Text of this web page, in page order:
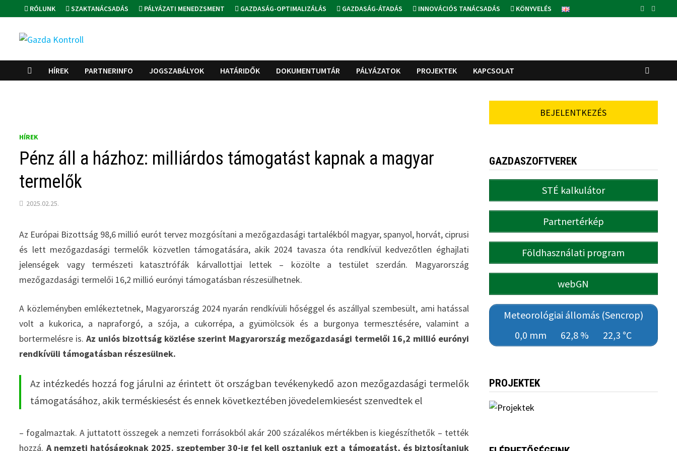
to
content
RÓLUNK SZAKTANÁCSADÁS PÁLYÁZATI MENEDZSMENT GAZDASÁG-OPTIMALIZÁLÁS GAZDASÁG-ÁTADÁS INNOVÁCIÓS TANÁCSADÁS KÖNYVELÉS
HÍREK PARTNERINFO JOGSZABÁLYOK HATÁRIDŐK DOKUMENTUMTÁR PÁLYÁZATOK PROJEKTEK KAPCSOLAT
HÍREK
Pénz áll a házhoz: milliárdos támogatást kapnak a magyar
termelők
2025.02.25.
Az Európai Bizottság 98,6 millió eurót tervez mozgósítani a mezőgazdasági tartalékból magyar, spanyol, horvát, ciprusi
és lett mezőgazdasági termelők közvetlen támogatására, akik 2024 tavasza óta rendkívül kedvezőtlen éghajlati
jelenségek vagy természeti katasztrófák kárvallottjai lettek – közölte a testület szerdán. Magyarország
mezőgazdasági termelői 16,2 millió eurónyi támogatásban részesülhetnek.
A közleményben emlékeztetnek, Magyarország 2024 nyarán rendkívüli hőséggel és aszállyal szembesült, ami hatással
volt a kukorica, a napraforgó, a szója, a cukorrépa, a gyümölcsök és a burgonya termesztésére, valamint a
bortermelésre is.Az uniós bizottság közlése szerint Magyarország mezőgazdasági termelői 16,2 millió eurónyi
rendkívüli támogatásban részesülnek.
Az intézkedés hozzá fog járulni az érintett öt országban tevékenykedő azon mezőgazdasági termelők
támogatásához, akik terméskiesést és ennek következtében jövedelemkiesést szenvedtek el
– fogalmaztak. A juttatott összegek a nemzeti forrásokból akár 200 százalékos mértékben is kiegészíthetők – tették
hozzá. A nemzeti hatóságoknak 2025. szeptember 30-ig fel kell osztaniuk ezt a támogatást, és biztosítaniuk
BEJELENTKEZÉS
GAZDASZOFTVEREK
STÉ kalkulátor
Partnertérkép
Földhasználati program
webGN
Meteorológiai állomás (Sencrop)
0,0 mm
62,8 % 22,3 °C
PROJEKTEK